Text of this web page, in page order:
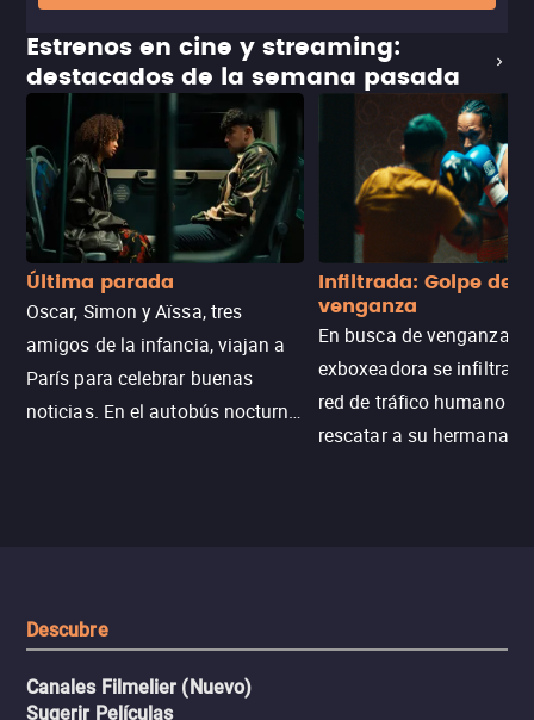
Estrenos en cine y streaming:
destacados de la semana pasada
Última parada
Oscar, Simon y Aïssa, tres
amigos de la infancia, viajan a
París para celebrar buenas
noticias. En el autobús nocturno
Infiltrada: Golpe de
venganza
En busca de venganza,
exboxeadora se infiltra
red de tráfico humano
rescatar a su hermana
Descubre
Canales Filmelier (Nuevo)
Sugerir Películas